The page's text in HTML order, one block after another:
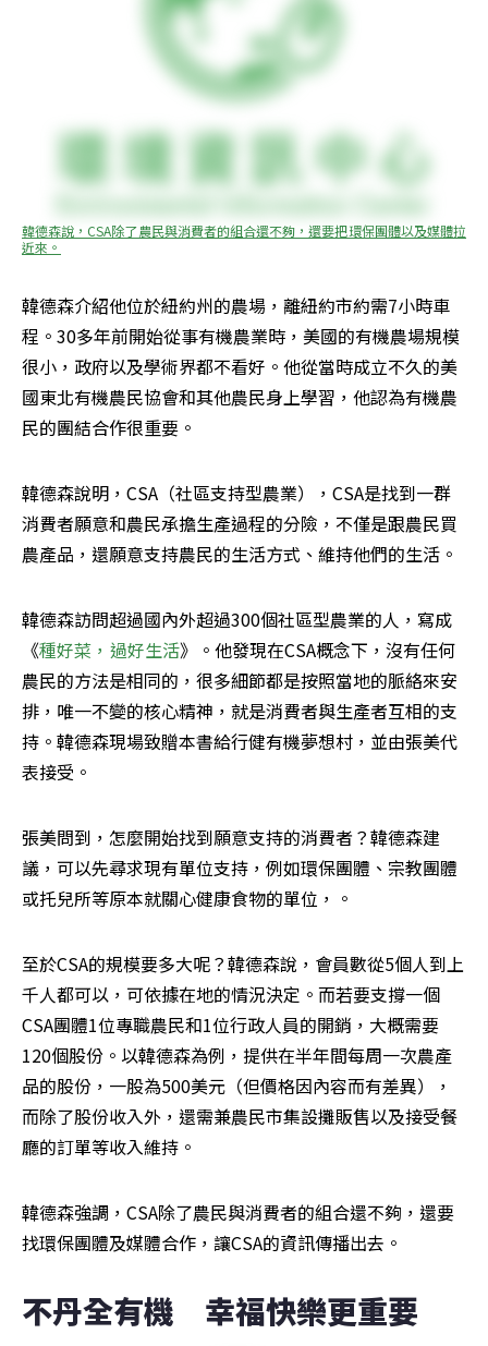
韓德森說，CSA除了農民與消費者的組合還不夠，還要把環保團體以及媒體拉
近來。
韓德森介紹他位於紐約州的農場，離紐約市約需7小時車
程。30多年前開始從事有機農業時，美國的有機農場規模
很小，政府以及學術界都不看好。他從當時成立不久的美
國東北有機農民協會和其他農民身上學習，他認為有機農
民的團結合作很重要。
韓德森說明，CSA（社區支持型農業），CSA是找到一群
消費者願意和農民承擔生產過程的分險，不僅是跟農民買
農產品，還願意支持農民的生活方式、維持他們的生活。
韓德森訪問超過國內外超過300個社區型農業的人，寫成
《種好菜，過好生活》。他發現在CSA概念下，沒有任何
農民的方法是相同的，很多細節都是按照當地的脈絡來安
排，唯一不變的核心精神，就是消費者與生產者互相的支
持。韓德森現場致贈本書給行健有機夢想村，並由張美代
表接受。
張美問到，怎麼開始找到願意支持的消費者？韓德森建
議，可以先尋求現有單位支持，例如環保團體、宗教團體
或托兒所等原本就關心健康食物的單位，。
至於CSA的規模要多大呢？韓德森說，會員數從5個人到上
千人都可以，可依據在地的情況決定。而若要支撐一個
CSA團體1位專職農民和1位行政人員的開銷，大概需要
120個股份。以韓德森為例，提供在半年間每周一次農產
品的股份，一股為500美元（但價格因內容而有差異），
而除了股份收入外，還需兼農民市集設攤販售以及接受餐
廳的訂單等收入維持。
韓德森強調，CSA除了農民與消費者的組合還不夠，還要
找環保團體及媒體合作，讓CSA的資訊傳播出去。
不丹全有機　幸福快樂更重要